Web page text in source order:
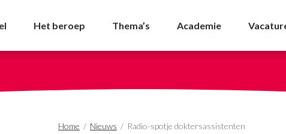
- NVDA
Het beroep Thema’s Academie
Home / Nieuws / Radio-spotje doktersassistenten